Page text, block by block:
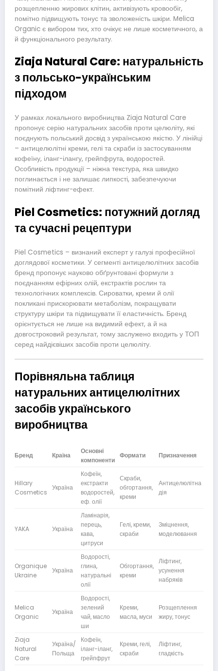
розщепленню жирових клітин, активізують кровообіг,
помітно підвищують тонус та зволоженість шкіри. Melica
Organic є вибором тих, хто очікує не лише косметичного, а
й функціонального результату.
Ziaja Natural Care: натуральність
з польсько-українським
підходом
У рамках локального виробництва Ziaja Natural Care
пропонує серію натуральних засобів проти целюліту, які
поєднують польський досвід з українською якістю. У лінійці
– антицелюлітні креми, гелі та скраби із застосуванням
кофеїну, іланг-ілангу, грейпфрута, водоростей.
Особливість продукції – ніжна текстура, яка швидко
поглинається і не залишає липкості, забезпечуючи
помітний ліфтинг-ефект.
Piel Cosmetics: потужний догляд
та сучасні рецептури
Piel Cosmetics – визнаний експерт у галузі професійної
доглядової косметики. У сегменті антицелюлітних засобів
бренд пропонує науково обґрунтовані формули з
поєднанням ефірних олій, екстрактів рослин та
технологічних комплексів. Сироватки, креми й олії
покликані прискорювати метаболізм, покращувати
структуру шкіри та підвищувати її еластичність. Бренд
орієнтується не лише на видимий ефект, а й на
довгостроковий результат, тому заслужено входить у ТОП
серед найдієвіших засобів проти целюліту.
Порівняльна таблиця
натуральних антицелюлітних
засобів українського
виробництва
Бренд Країна
Основні
компоненти
Формати Призначення
Hillary
Cosmetics
Україна
Кофеїн,
екстракти
водоростей,
еф. олії
Скраби,
обгортання,
креми
Антицелюлітна
дія
YAKA Україна
Ламінарія,
перець,
кава,
цитруси
Гелі, креми,
скраби
Зміцнення,
моделювання
Organique
Ukraine
Україна
Водорості,
глина,
натуральні
олії
Обгортання,
креми
Ліфтинг,
усунення
набряків
Melica
Organic
Україна
Водорості,
зелений
чай, масло
ши
Креми,
масла, муси
Розщеплення
жиру, тонус
Ziaja
Natural
Care
Україна/
Польща
Кофеїн,
іланг-іланг,
грейпфрут
Креми, гелі,
скраби
Ліфтинг,
гладкість